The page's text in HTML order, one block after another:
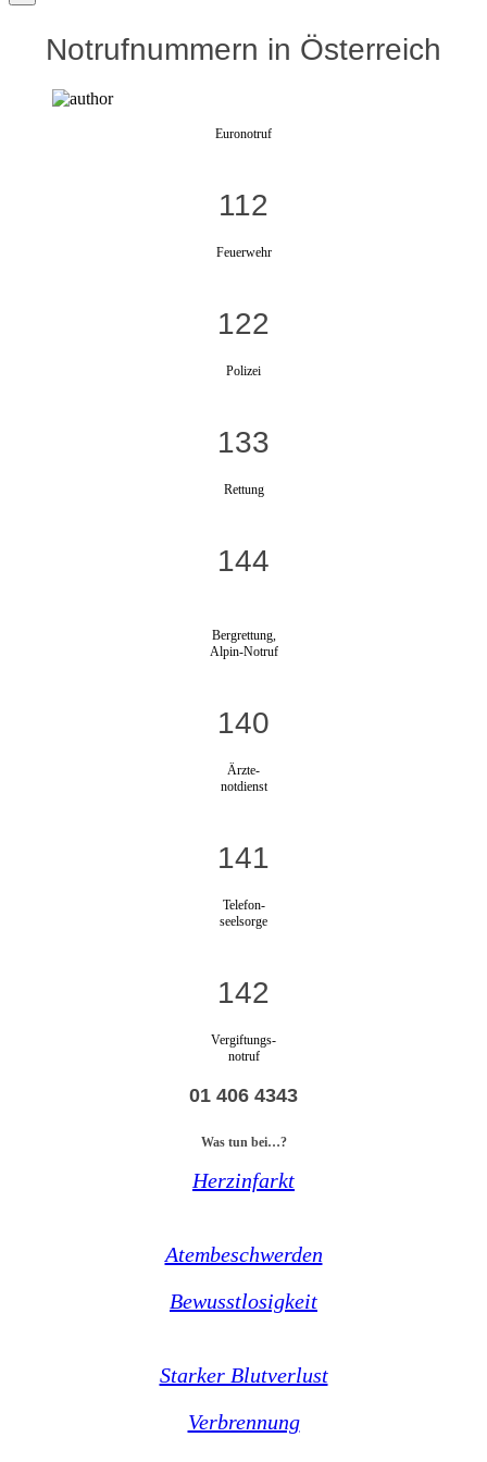
Notrufnummern in Österreich
Euronotruf
112
Feuerwehr
122
Polizei
133
Rettung
144
Bergrettung,
Alpin-Notruf
140
Ärzte-
notdienst
141
Telefon-
seelsorge
142
Vergiftungs-
notruf
01 406 4343
Was tun bei…?
Herzinfarkt
Atembeschwerden
Bewusstlosigkeit
Starker Blutverlust
Verbrennung